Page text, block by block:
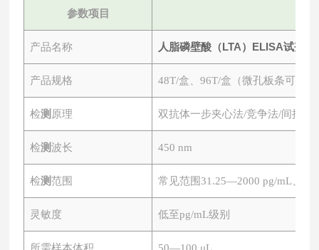
参数项目
产品名称 人脂磷壁酸（LTA）ELISA试剂盒
产品规格 48T/盒、96T/盒（微孔板条可拆）
检测 原理 双抗体一步夹心法/竞争法/间接法
检测波长 450 nm
检测范围 常见范围31.25—2000 pg/mL、
灵敏度 低至pg/mL级别